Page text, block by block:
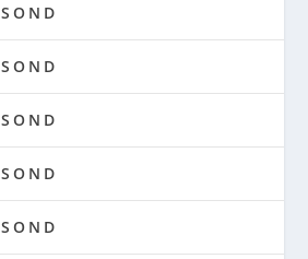
S O N D
S O N D
S O N D
S O N D
S O N D